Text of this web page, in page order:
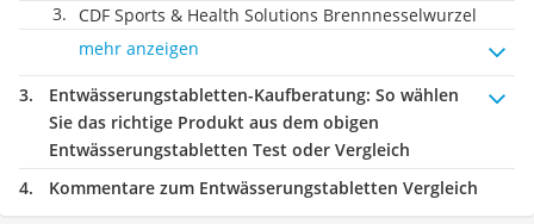
CDF Sports & Health Solutions Brennnesselwurzel
mehr anzeigen
Entwässerungstabletten-Kaufberatung: So wählen
Sie das richtige Produkt aus dem obigen
Entwässerungstabletten Test oder Vergleich
Kommentare zum Entwässerungstabletten Vergleich